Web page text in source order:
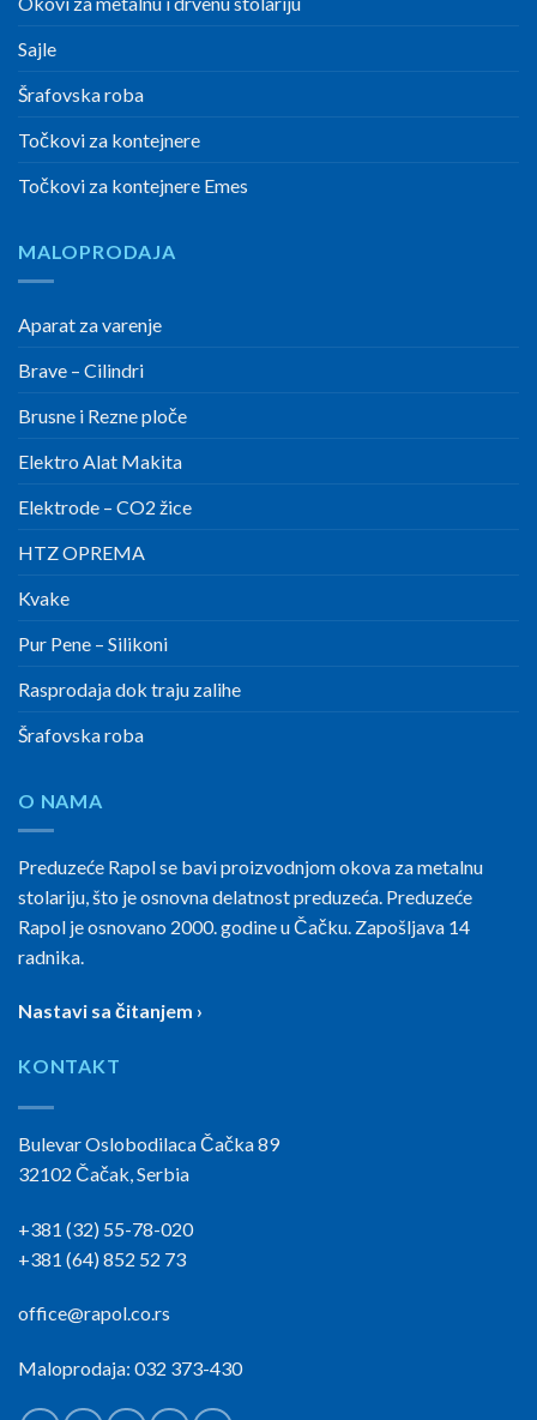
Sajle
Šrafovska roba
Točkovi za kontejnere
Točkovi za kontejnere Emes
MALOPRODAJA
Aparat za varenje
Brave – Cilindri
Brusne i Rezne ploče
Elektro Alat Makita
Elektrode – CO2 žice
HTZ OPREMA
Kvake
Pur Pene – Silikoni
Rasprodaja dok traju zalihe
Šrafovska roba
O NAMA
Preduzeće Rapol se bavi proizvodnjom okova za metalnu
stolariju, što je osnovna delatnost preduzeća. Preduzeće
Rapol je osnovano 2000. godine u Čačku. Zapošljava 14
radnika.
Nastavi sa čitanjem ›
KONTAKT
Bulevar Oslobodilaca Čačka 89
32102 Čačak, Serbia
+381 (32) 55-78-020
+381 (64) 852 52 73
office@rapol.co.rs
Maloprodaja: 032 373-430